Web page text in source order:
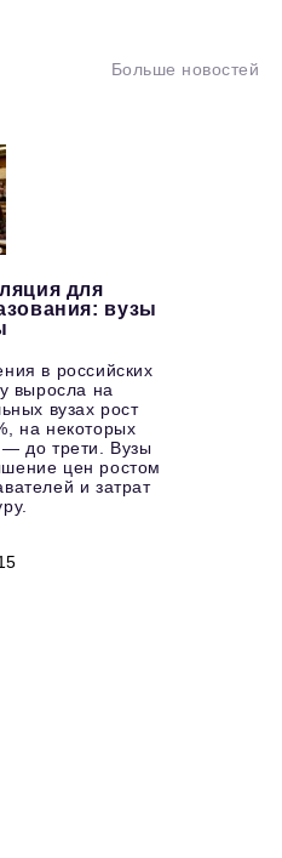
Больше новостей
для
вузы
в российских
выросла на
вузах рост
на некоторых
— до трети. Вузы
цен ростом
и затрат